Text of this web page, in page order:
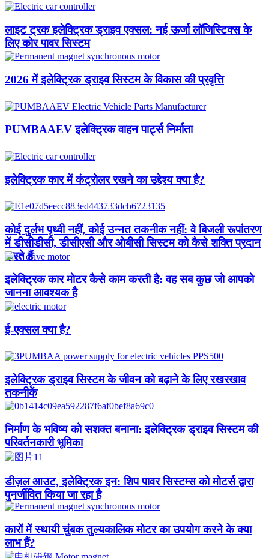
लाइट ट्रक इलेक्ट्रिक ड्राइव एक्सल: नई ऊर्जा लॉजिस्टिक्स के
लिए कोर पावर सिस्टम
2026 में इलेक्ट्रिक ड्राइव सिस्टम के विकास की प्रवृत्ति
PUMBAAEV इलेक्ट्रिक वाहन पार्ट्स निर्माता
इलेक्ट्रिक कार में कंट्रोलर रखने का उद्देश्य क्या है?
कोई दुर्लभ पृथ्वी नहीं, कोई उन्नत तकनीक नहीं: वे बिजली रूपांतरण
में डीसीडीसी, डीसीएसी और ओबीसी सिस्टम को कैसे शक्ति प्रदान
करते हैं
इलेक्ट्रिक कार मोटर कैसे काम करती है: वह सब कुछ जो आपको
जानना आवश्यक है
ई-एक्सल क्या है?
इलेक्ट्रिक ड्राइव सिस्टम के जीवन को बढ़ाने के लिए रखरखाव
तकनीकें
निर्माण के भविष्य को सशक्त बनाना: इलेक्ट्रिक ड्राइव सिस्टम की
परिवर्तनकारी भूमिका
डीज़ल आउट, इलेक्ट्रिक इन: शिप पावर सिस्टम्स को मोटर्स द्वारा
पुनर्जीवित किया जा रहा है
कारों में स्थायी चुंबक तुल्यकालिक मोटर का उपयोग करने के क्या
लाभ हैं?